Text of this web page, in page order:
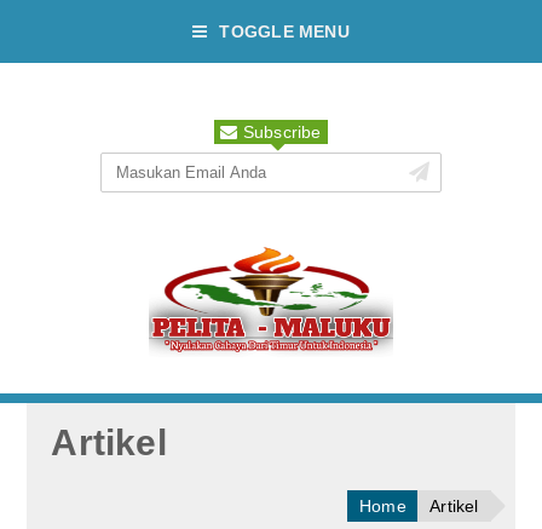
TOGGLE MENU
Subscribe
Artikel
Home Artikel